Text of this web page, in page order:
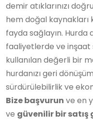
demir atıklarınızı
hem doğal
fayda sağlayın.
faaliyetlerde ve inşaat
kullanılan değerli bir
hurdanızı geri
sürdürülebilirlik ve
Bize başvurun ve en
ve güvenilir bir